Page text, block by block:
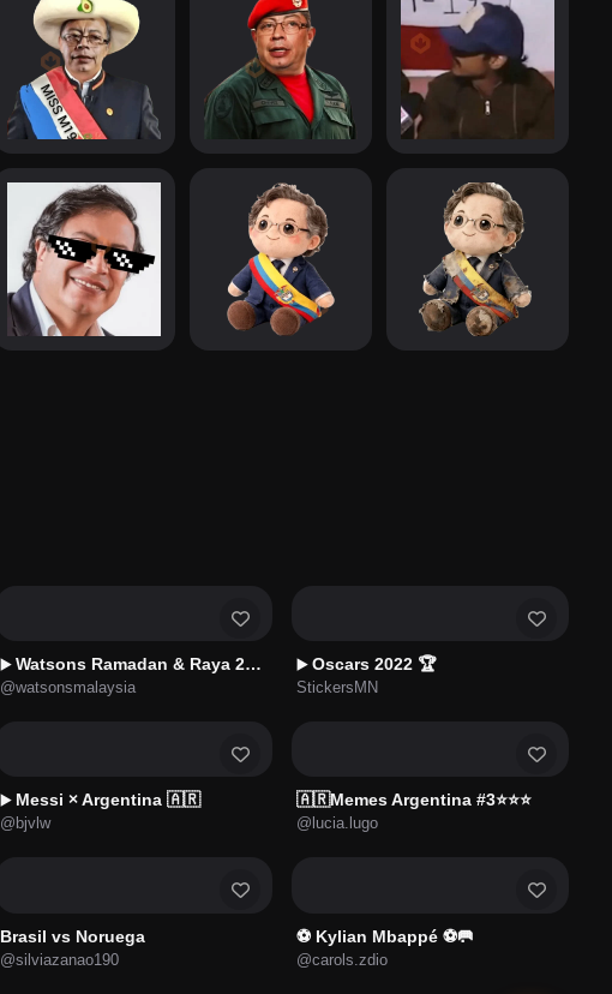
▶️ Watsons Ramadan & Raya 2022
@watsonsmalaysia
▶️ Oscars 2022 🏆
StickersMN
▶️ Messi × Argentina 🇦🇷
@bjvlw
🇦🇷Memes Argentina #3⭐⭐⭐
@lucia.lugo
Brasil vs Noruega
@silviazanao190
⚽ Kylian Mbappé ⚽🥅
@carols.zdio